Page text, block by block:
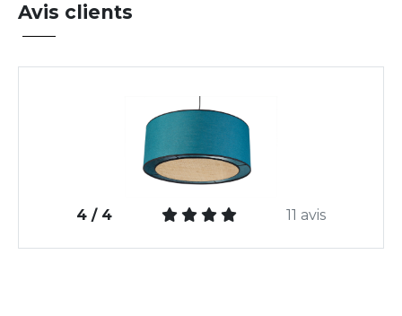
Avis clients
4 / 4 11 avis